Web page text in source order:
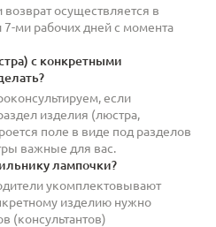
осуществляется в
7-ми рабочих дней с момента
с конкретными
если
изделия (люстра,
поле в виде под разделов
важные для вас.
лампочки?
укомплектовывают
изделию нужно
(консультантов)